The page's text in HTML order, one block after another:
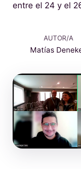
entre el 24 y el
AUTOR/A
Matías